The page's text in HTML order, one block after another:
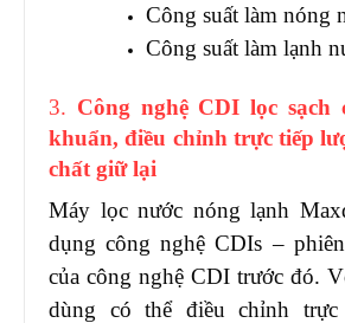
Công suất làm nóng
Công suất làm lạnh
3. Công nghệ CDI lọc sạch
khuẩn, điều chỉnh trực tiếp
chất giữ lại
Máy lọc nước nóng lạnh
dụng công nghệ CDIs –
của công nghệ CDI trước đó.
dùng có thể điều chỉnh